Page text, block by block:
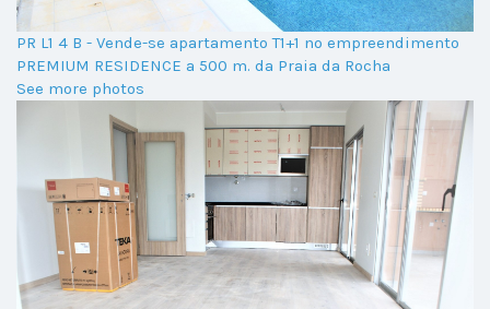
PR L1 4 B - Vende-se apartamento T1+1 no empreendimento
PREMIUM RESIDENCE a 500 m. da Praia da Rocha
See more photos